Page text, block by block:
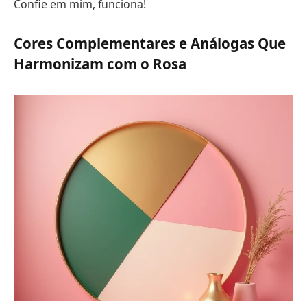
Confie em mim, funciona!
Cores Complementares e Análogas Que
Harmonizam com o Rosa